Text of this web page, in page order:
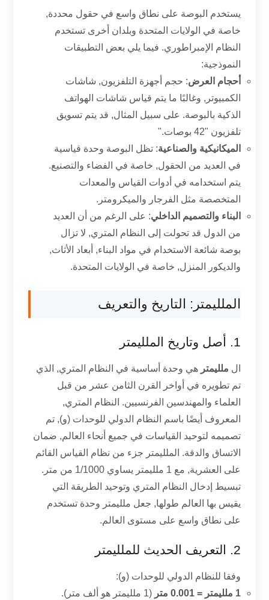
يستخدم البوصة على نطاق واسع في حقول محددة,
خاصة في الولايات المتحدة وبلدان أخرى تستخدم
النظام الإمبراطوري. فيما يلي بعض التطبيقات
النموذجية:
أحجام العرض: حجم أجهزة التلفزيون, شاشات
الكمبيوتر, وغالبًا ما يتم قياس شاشات الهواتف
الذكية بالبوصة. على سبيل المثال, قد يتم تسويق
تلفزيون "42 بوصات."
الميكانيكية والصناعية: تظل البوصة وحدة قياسية
في العديد من الحقول, خاصة في الفضاء والتصنيع.
يتم استخدامه في أدوات القياس والمعدات
المتخصصة مثل الفرجار والميكرومتر.
البناء والتصميم الداخلي: على الرغم من أن العديد
من الدول قد تحولت إلى النظام المتري, لا تزال
بوصة شائعة الاستخدام في مواد البناء, أبعاد الأثاث,
والديكور المنزل, خاصة في الولايات المتحدة.
الملليمتر: التاريخ والتعريف
1. أصل وتاريخ الملليمتر
ال ملليمتر هي وحدة أساسية في النظام المتري, الذي
تم تطويره في أواخر القرن الثامن عشر من قبل
العلماء والمهندسين الفرنسيين. النظام المتري,
المعروف أيضًا باسم النظام الدولي للوحدات (و), تم
تصميمه لتوحيد القياسات في جميع أنحاء العالم, ضمان
الاتساق والدقة. الملليمتر جزء من نظام القياس القائم
على العشرية, مع 1 ملليمتر يساوي 1/1000 من متر.
تبسيط إدخال النظام المتري وتوحيد الطريقة التي
يقيس بها العالم طولها, جعل ملليمتر وحدة تستخدم
على نطاق واسع على مستوى العالم.
2. التعريف الحديث للملليمتر
وفقا للنظام الدولي للوحدات (و):
1 ملليمتر = 0.001 متر
(1 ملليمتر هو ألف متر).